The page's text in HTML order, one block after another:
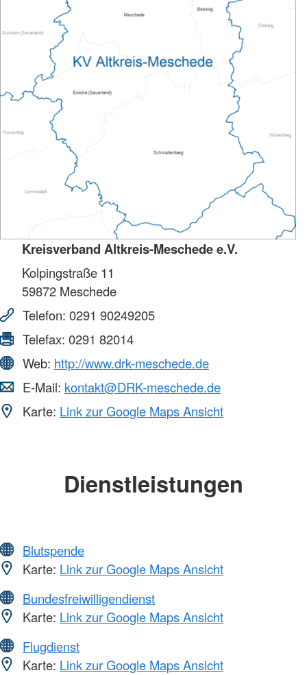
Kreisverband Altkreis-Meschede e.V.
Kolpingstraße 11
59872 Meschede
Telefon: 0291 90249205
Telefax: 0291 82014
Web: http://www.drk-meschede.de
E-Mail: kontakt@DRK-meschede.de
Karte: Link zur Google Maps Ansicht
Dienstleistungen
Blutspende
Karte: Link zur Google Maps Ansicht
Bundesfreiwilligendienst
Karte: Link zur Google Maps Ansicht
Flugdienst
Karte: Link zur Google Maps Ansicht